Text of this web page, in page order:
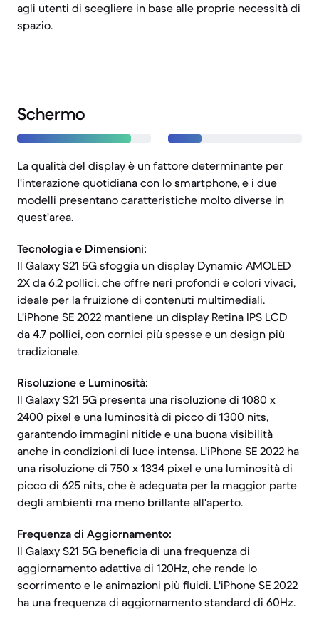
agli utenti di scegliere in base alle proprie necessità di
spazio.
Schermo
La qualità del display è un fattore determinante per
l'interazione quotidiana con lo smartphone, e i due
modelli presentano caratteristiche molto diverse in
quest'area.
Tecnologia e Dimensioni:
Il Galaxy S21 5G sfoggia un display Dynamic AMOLED
2X da 6.2 pollici, che offre neri profondi e colori vivaci,
ideale per la fruizione di contenuti multimediali.
L'iPhone SE 2022 mantiene un display Retina IPS LCD
da 4.7 pollici, con cornici più spesse e un design più
tradizionale.
Risoluzione e Luminosità:
Il Galaxy S21 5G presenta una risoluzione di 1080 x
2400 pixel e una luminosità di picco di 1300 nits,
garantendo immagini nitide e una buona visibilità
anche in condizioni di luce intensa. L'iPhone SE 2022 ha
una risoluzione di 750 x 1334 pixel e una luminosità di
picco di 625 nits, che è adeguata per la maggior parte
degli ambienti ma meno brillante all'aperto.
Frequenza di Aggiornamento:
Il Galaxy S21 5G beneficia di una frequenza di
aggiornamento adattiva di 120Hz, che rende lo
scorrimento e le animazioni più fluidi. L'iPhone SE 2022
ha una frequenza di aggiornamento standard di 60Hz.